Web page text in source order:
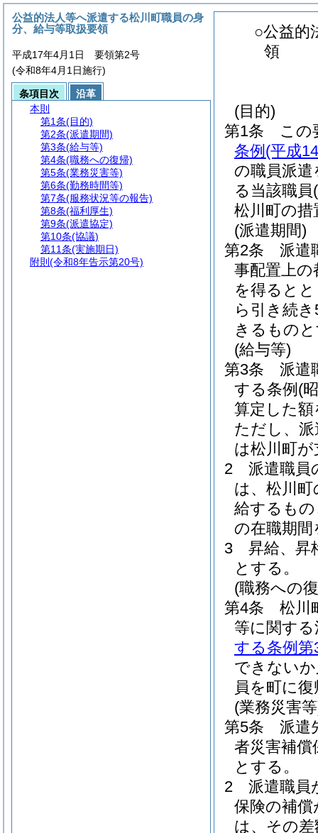
○公益的
領
(目的)
第1条
この
条例 (平成
の職員派
る当該職員
松川町の
(派遣期間)
第2条
派遣
事配置上
を得ると
ら引き続
きるもの
(給与等)
第3条
派遣
する条例 (
算定した
ただし、
は松川町
2
派遣職員
は、松川
給するも
の在職期
3
昇給、昇
とする。
(職務への
第4条
松川
等に関す
する条例第
できない
員を町に
(業務災害
第5条
派遣
者災害補償
とする。
2
派遣職員
保険の補
は、その
公益的法人等へ派遣する松川町職員の身
分、給与等取扱要領
平成17年4月1日 要領第2号
(令和8年4月1日施行)
条項目次
沿革
本則
第1条(目的)
第2条(派遣期間)
第3条(給与等)
第4条(職務への復帰)
第5条(業務災害等)
第6条(勤務時間等)
第7条(服務状況等の報告)
第8条(福利厚生)
第9条(派遣協定)
第10条(協議)
第11条(実施期日)
附則 (令和8年告示第20号)